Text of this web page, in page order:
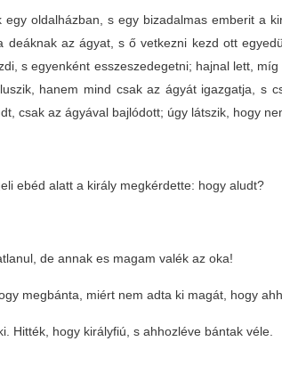
egy oldalházban, s egy bizadalmas emberit a
deáknak az ágyat, s ő vetkezni kezd ott
s egyenként esszeszedegetni; hajnal lett,
hanem mind csak az ágyát igazgatja, s
csak az ágyával bajlódott; úgy látszik, hogy
ebéd alatt a király megkérdette: hogy aludt?
de annak es magam valék az oka!
megbánta, miért nem adta ki magát, hogy
Hitték, hogy királyfiú, s ahhozléve bántak véle.